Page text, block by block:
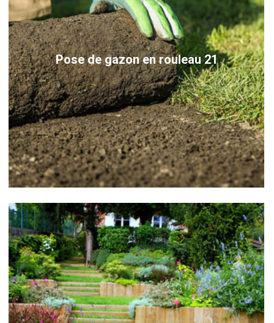
Pose de gazon en rouleau 21